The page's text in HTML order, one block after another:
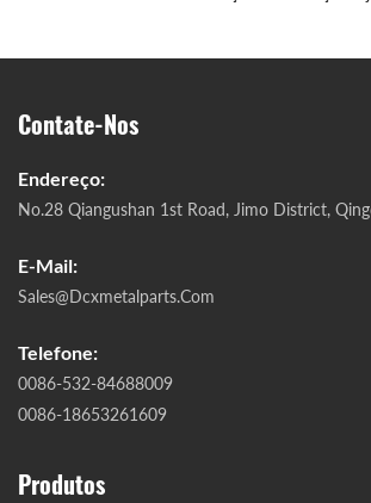
Contate-Nos
Endereço:
No.28 Qiangushan 1st Road, Jimo District,
E-Mail:
Sales@dcxmetalparts.com
Telefone:
0086-532-84688009
0086-18653261609
Produtos